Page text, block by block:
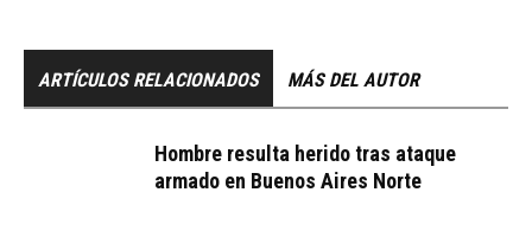
ARTÍCULOS RELACIONADOS MÁS DEL AUTOR
Hombre resulta herido tras ataque
armado en Buenos Aires Norte